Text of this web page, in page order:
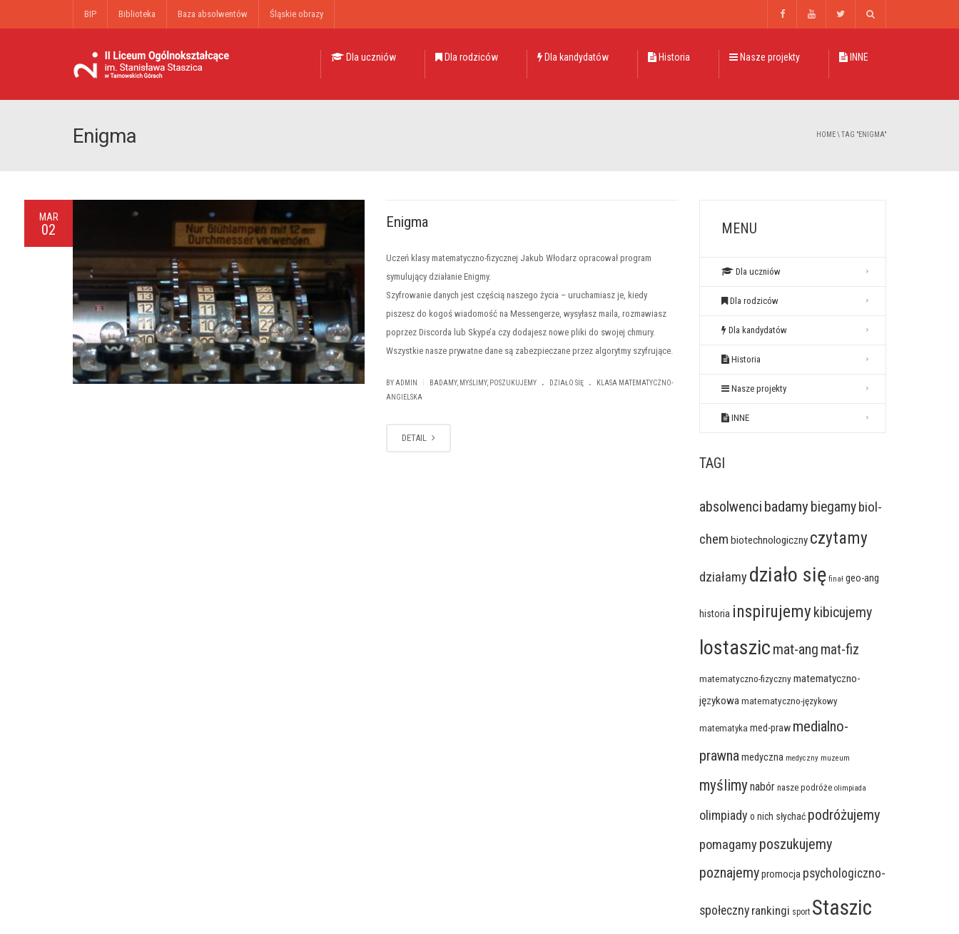
BIP Biblioteka Baza absolwentów Śląskie obrazy
Dla uczniów Dla rodziców Dla kandydatów Historia Nasze projekty INNE
Enigma HOME\TAG "ENIGMA"
MAR
02 Enigma
Uczeń klasy matematyczno-fizycznej Jakub Włodarz opracował program
symulujący działanie Enigmy.
Szyfrowanie danych jest częścią naszego życia – uruchamiasz je, kiedy
piszesz do kogoś wiadomość na Messengerze, wysyłasz maila, rozmawiasz
poprzez Discorda lub Skype’a czy dodajesz nowe pliki do swojej chmury.
Wszystkie nasze prywatne dane są zabezpieczane przez algorytmy szyfrujące.
BY ADMIN BADAMY, MYŚLIMY, POSZUKUJEMY . DZIAŁO SIĘ .
KLASA MATEMATYCZNO-
ANGIELSKA
DETAIL
MENU
Dla uczniów
Dla rodziców
Dla kandydatów
Historia
Nasze projekty
INNE
TAGI
absolwenci badamy biegamybiol-
chem biotechnologiczny czytamy
działamy działo się finał geo-ang
historia inspirujemykibicujemy
lostaszic mat-ang mat-fiz
matematyczno-fizyczny matematyczno-
językowa matematyczno-językowy
matematyka med-praw medialno-
prawna medyczna medyczny muzeum
myślimynabór nasze podróże olimpiada
olimpiady o nich słychać podróżujemy
pomagamy poszukujemy
poznajemy promocja psychologiczno-
społeczny rankingi sport Staszic